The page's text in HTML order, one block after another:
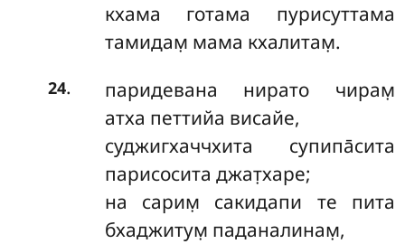
кхама готама пурисуттама
тамидам̣ мама кхалитам̣.
24.
паридевана нирато чирам̣
атха петтийа висайе,
суджигхаччхита супипа̄сита
парисосита джат̣харе;
на сарим̣ сакидапи те пита
бхаджитум̣ паданалинам̣,